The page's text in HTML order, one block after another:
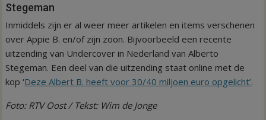
Stegeman
Inmiddels zijn er al weer meer artikelen en items verschenen
over Appie B. en/of zijn zoon. Bijvoorbeeld een recente
uitzending van Undercover in Nederland van Alberto
Stegeman. Een deel van die uitzending staat online met de
kop ‘Deze Albert B. heeft voor 30/40 miljoen euro opgelicht’.
Foto: RTV Oost / Tekst: Wim de Jonge